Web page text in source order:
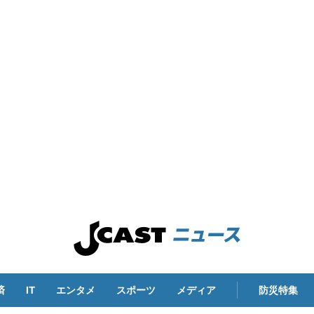
IT エンタメ スポーツ メディア 防災特集